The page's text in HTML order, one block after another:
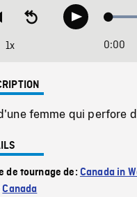
Seek
backwardPlay
1x
Playback
0:00
femme qui perfore
de tournage de: Canada in
Canada